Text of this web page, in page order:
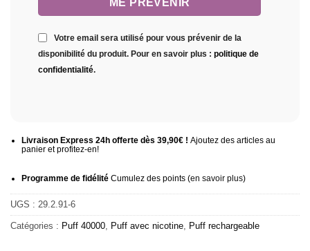
Votre email sera utilisé pour vous prévenir de la
disponibilité du produit. Pour en savoir plus : politique de
confidentialité.
Livraison Express 24h offerte dès 39,90€ ! Ajoutez des articles au
panier et profitez-en!
Programme de fidélitéCumulez des points (en savoir plus)
UGS : 29.2.91-6
Catégories : Puff 40000, Puff avec nicotine, Puff rechargeable